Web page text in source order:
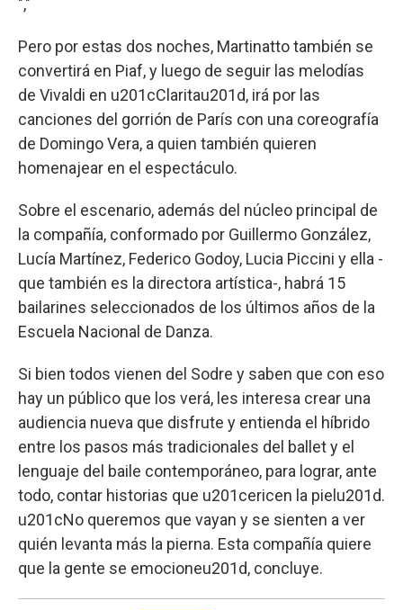
","
Pero por estas dos noches, Martinatto también se
convertirá en Piaf, y luego de seguir las melodías
de Vivaldi en u201cClaritau201d, irá por las
canciones del gorrión de París con una coreografía
de Domingo Vera, a quien también quieren
homenajear en el espectáculo.
Sobre el escenario, además del núcleo principal de
la compañía, conformado por Guillermo González,
Lucía Martínez, Federico Godoy, Lucia Piccini y ella -
que también es la directora artística-, habrá 15
bailarines seleccionados de los últimos años de la
Escuela Nacional de Danza.
Si bien todos vienen del Sodre y saben que con eso
hay un público que los verá, les interesa crear una
audiencia nueva que disfrute y entienda el híbrido
entre los pasos más tradicionales del ballet y el
lenguaje del baile contemporáneo, para lograr, ante
todo, contar historias que u201cericen la pielu201d.
u201cNo queremos que vayan y se sienten a ver
quién levanta más la pierna. Esta compañía quiere
que la gente se emocioneu201d, concluye.